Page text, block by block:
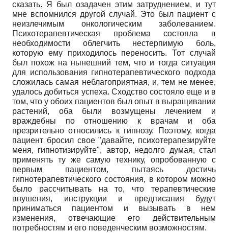
сказать. Я был озадачен этим затруднением, и тут
мне вспомнился другой случай. Это был пациент с
неизлечимым онкологическим заболеванием.
Психотерапевтическая проблема состояла в
необходимости облегчить нестерпимую боль,
которую ему приходилось переносить. Тот случай
был похож на нынешний тем, что и тогда ситуация
для использования гипнотерапевтического подхода
сложилась самая неблагоприятная, и, тем не менее,
удалось добиться успеха. Сходство состояло еще и в
том, что у обоих пациентов был опыт в выращивании
растений, оба были возмущены лечением и
враждебны по отношению к врачам и оба
презрительно относились к гипнозу. Поэтому, когда
пациент бросил свое "давайте, психотерапезируйте
меня, гипнотизируйте", автор, недолго думая, стал
применять ту же самую технику, опробованную с
первым пациентом, пытаясь достичь
гипнотерапевтического состояния, в котором можно
было рассчитывать на то, что терапевтические
внушения, инструкции и предписания будут
приниматься пациентом и вызывать в нем
изменения, отвечающие его действительным
потребностям и его поведенческим возможностям.